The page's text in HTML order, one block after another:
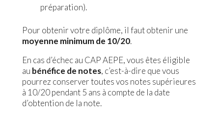
préparation).
Pour obtenir votre diplôme, il faut obtenir une
moyenne minimum de 10/20.
En cas d’échec au CAP AEPE, vous êtes éligible
au bénéfice de notes, c’est-à-dire que vous
pourrez conserver toutes vos notes supérieures
à 10/20 pendant 5 ans à compte de la date
d’obtention de la note.